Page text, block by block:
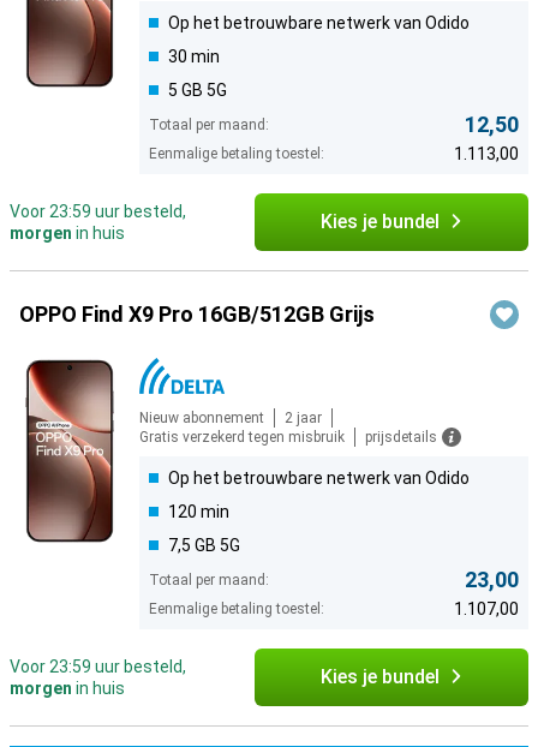
Op het betrouwbare netwerk van Odido
30 min
5 GB 5G
Totaal per maand: 12,50
Eenmalige betaling toestel: 1.113,00
Voor 23:59 uur besteld,
morgen in huis Kies je bundel
OPPO Find X9 Pro 16GB/512GB Grijs
Nieuw abonnement
2 jaar
Gratis verzekerd tegen misbruik
prijsdetails
Op het betrouwbare netwerk van Odido
120 min
7,5 GB 5G
Totaal per maand: 23,00
Eenmalige betaling toestel: 1.107,00
Voor 23:59 uur besteld,
morgen in huis Kies je bundel